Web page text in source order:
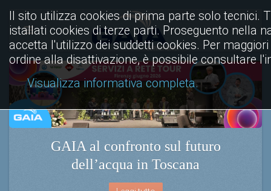
GAIA al confronto sul futuro
dell’acqua in Toscana
Io accetto
Io rifiuto
Il sito utilizza
cookies di prima
parte solo tecnici.
Tramite il sito sono istallati cookies di terze
parti. Proseguento nella navigazione l'utente
accetta l'utilizzo dei suddetti cookies. Per
maggiori informazioni, anche in ordine alla
disattivazione, è possibile consultare
l'informativa cookies completa.
Visualizza informativa completa.